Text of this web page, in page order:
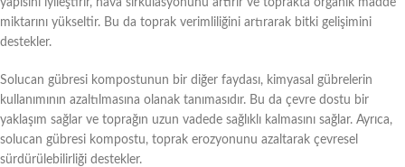
yapısını iyileştirir, hava sirkülasyonunu artırır ve toprakta organik madde
miktarını yükseltir. Bu da toprak verimliliğini artırarak bitki gelişimini
destekler.
Solucan gübresi kompostunun bir diğer faydası, kimyasal gübrelerin
kullanımının azaltılmasına olanak tanımasıdır. Bu da çevre dostu bir
yaklaşım sağlar ve toprağın uzun vadede sağlıklı kalmasını sağlar. Ayrıca,
solucan gübresi kompostu, toprak erozyonunu azaltarak çevresel
sürdürülebilirliği destekler.